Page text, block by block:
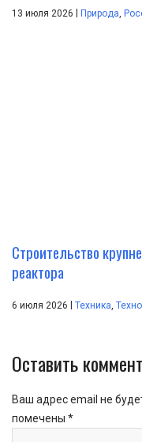
13 июля 2026 | Природа
Строительство
реактора
6 июля 2026 Техника,
Оставить
Ваш адрес email не
помечены *